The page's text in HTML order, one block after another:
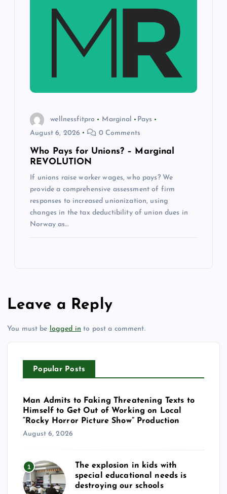
wellnessfitpro Marginal
Pays
August 6, 2026
0 Comments
Who Pays for Unions? – Marginal
REVOLUTION
If unions raise worker wages, who pays? We
provide a comprehensive assessment of firm
responses to increased unionization, using
changes in the tax deductibility of union dues in
Norway as…
Leave a Reply
You must be logged in to post a comment.
Popular Posts
Man Admits to Faking Threatening Texts to
Himself to Get Out of Working on Local
“Rocky Horror Picture Show” Production
August 6, 2026
1
The explosion in kids with
special educational needs is
destroying our schools